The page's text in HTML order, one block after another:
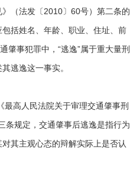
（法发〔2010〕60号）第二条的
括姓名、年龄、职业、住址、前
肇事犯罪中，“逃逸”属于重大量刑
逃逸这一事实。
高人民法院关于审理交通肇事刑
条规定，交通肇事后逃逸是指行为
其主观心态的辩解实际上是否认